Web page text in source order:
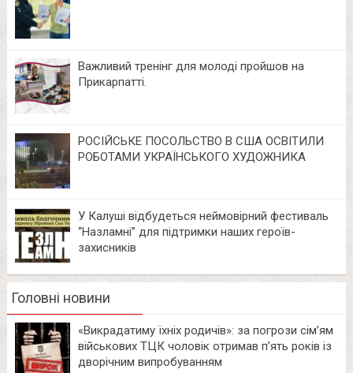
Важливий тренінг для молоді пройшов на
Прикарпатті.
РОСІЙСЬКЕ ПОСОЛЬСТВО В США ОСВІТИЛИ
РОБОТАМИ УКРАЇНСЬКОГО ХУДОЖНИКА
У Калуші відбудеться неймовірний фестиваль
“Назламні” для підтримки наших героїв-
захисників
Головні новини
«Викрадатиму їхніх родичів»: за погрози сім’ям
військових ТЦК чоловік отримав п’ять років із
дворічним випробуванням